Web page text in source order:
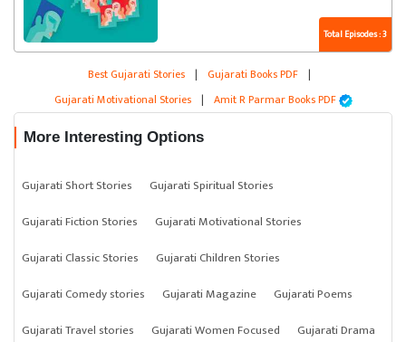
Total Episodes : 3
Best Gujarati Stories | Gujarati Books PDF |
Gujarati Motivational Stories | Amit R Parmar Books PDF
More Interesting Options
Gujarati Short Stories
Gujarati Spiritual Stories
Gujarati Fiction Stories
Gujarati Motivational Stories
Gujarati Classic Stories
Gujarati Children Stories
Gujarati Comedy stories
Gujarati Magazine
Gujarati Poems
Gujarati Travel stories
Gujarati Women Focused
Gujarati Drama